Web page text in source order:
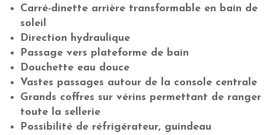
Carré-dinette arrière transformable en bain de
soleil
Direction hydraulique
Passage vers plateforme de bain
Douchette eau douce
Vastes passages autour de la console centrale
Grands coffres sur vérins permettant de ranger
toute la sellerie
Possibilité de réfrigérateur, guindeau